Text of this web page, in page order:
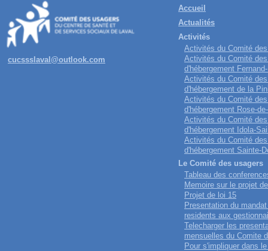
cucssslaval@outlook.com
Accueil
Actualités
Activités
Activités du Comité
Activités du Comité
d'hébergement
Activités du Comité
d'hébergement de la
Activités du Comité
d'hébergement Rose-
Activités du Comité
d'hébergement Idola-
Activités du Comité
d'hébergement Sainte-
Le Comité des usagers
Tableau des
Memoire sur le projet
Projet de loi 15
Presentation du
residents aux
Telecharger les
mensuelles du Comite
Pour s'impliquer dans